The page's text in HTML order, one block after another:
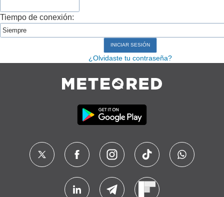
Tiempo de conexión:
¿Olvidaste tu contraseña?